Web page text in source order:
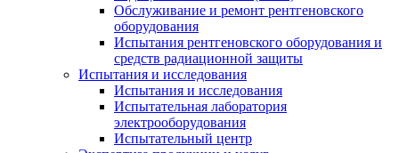
Обслуживание и ремонт рентгеновского
оборудования
Испытания рентгеновского оборудования и
средств радиационной защиты
Испытания и исследования
Испытания и исследования
Испытательная лаборатория
электрооборудования
Испытательный центр